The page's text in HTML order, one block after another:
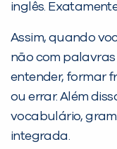
inglês.
Assim, quando
não com palavras
entender, formar
ou errar. Além
vocabulário,
integrada.Preencha